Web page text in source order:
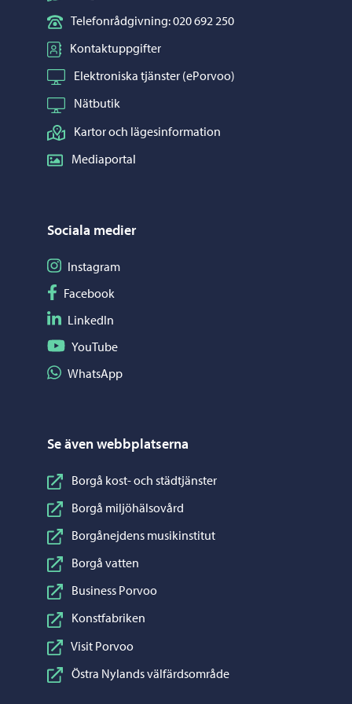
Telefonrådgivning: 020 692 250
Kontaktuppgifter
Elektroniska tjänster (ePorvoo)
Nätbutik
Kartor och lägesinformation
Mediaportal
Sociala medier
Följ på Instagram
Instagram
Följ på Facebook
Facebook
Följ på LinkedIn
LinkedIn
Följ på YouTube
YouTube
Dela på WhatsApp
WhatsApp
Se även webbplatserna
Borgå kost- och städtjänster
Borgå miljöhälsovård
Borgånejdens musikinstitut
Borgå vatten
Business Porvoo
Konstfabriken
Visit Porvoo
Östra Nylands välfärdsområde